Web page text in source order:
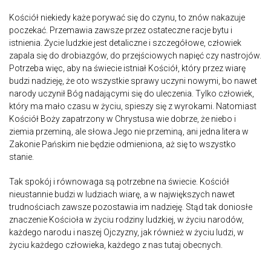
Kościół niekiedy każe porywać się do czynu, to znów nakazuje
poczekać. Przemawia zawsze przez ostateczne racje bytu i
istnienia. Życie ludzkie jest detaliczne i szczegółowe, człowiek
zapala się do drobiazgów, do przejściowych napięć czy nastrojów.
Potrzeba więc, aby na świecie istniał Kościół, który przez wiarę
budzi nadzieję, że oto wszystkie sprawy uczyni nowymi, bo nawet
narody uczynił Bóg nadającymi się do uleczenia. Tylko człowiek,
który ma mało czasu w życiu, spieszy się z wyrokami. Natomiast
Kościół Boży zapatrzony w Chrystusa wie dobrze, że niebo i
ziemia przeminą, ale słowa Jego nie przeminą, ani jedna litera w
Zakonie Pańskim nie będzie odmieniona, aż się to wszystko
stanie.
Tak spokój i równowaga są potrzebne na świecie. Kościół
nieustannie budzi w ludziach wiarę, a w największych nawet
trudnościach zawsze pozostawia im nadzieję. Stąd tak doniosłe
znaczenie Kościoła w życiu rodziny ludzkiej, w życiu narodów,
każdego narodu i naszej Ojczyzny, jak również w życiu ludzi, w
życiu każdego człowieka, każdego z nas tutaj obecnych.